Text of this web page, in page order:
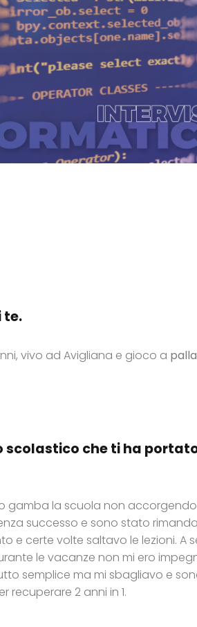
te.
vivo ad Avigliana e gioco a
scolastico che ti ha
gamba la scuola non
successo e sono stato
e certe volte saltavo le lezioni. A
le vacanze non mi ero
semplice ma mi sbagliavo e
recuperare 2 anni in 1.